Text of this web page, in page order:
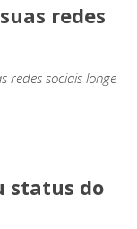
redes
redes sociais longe
status do